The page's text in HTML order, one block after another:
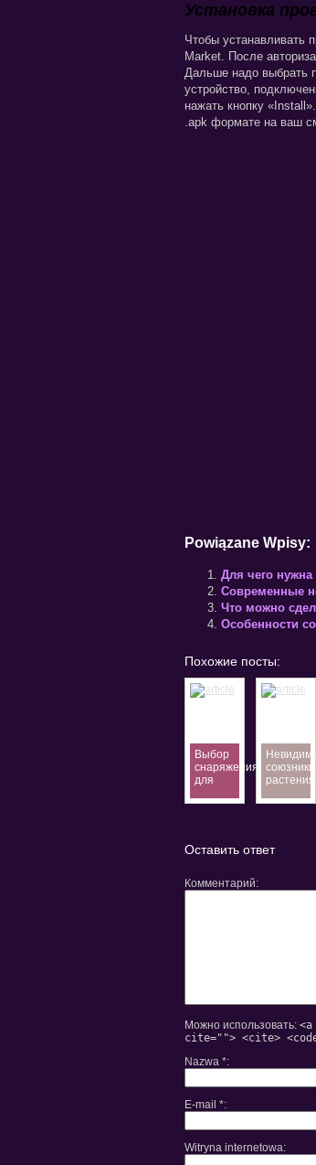
Установка
Чтобы устанавливать
Market. После
Дальше надо выбрать
устройство,
нажать кнопку
.apk формате на ваш
Powiązane Wpisy:
Для чего нужна
Современные
Что можно
Особенности
Похожие посты:
Выбор
снаряжения
для
отдыха в
на аяваска
Оставить ответ
Комментарий
Можно использовать:
cite=""> <cite>
Nazwa *
E-mail *
Witryna internetowa